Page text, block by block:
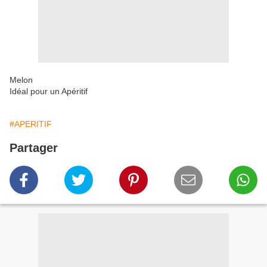
Melon
Idéal pour un Apéritif
#APERITIF
Partager